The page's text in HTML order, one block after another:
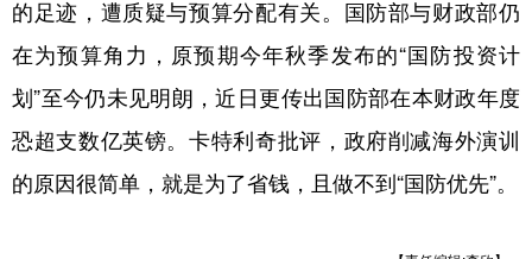
的足迹，遭质疑与预算分配有关。国防部与财政部仍
在为预算角力，原预期今年秋季发布的“国防投资计
划”至今仍未见明朗，近日更传出国防部在本财政年度
恐超支数亿英镑。卡特利奇批评，政府削减海外演训
的原因很简单，就是为了省钱，且做不到“国防优先”。